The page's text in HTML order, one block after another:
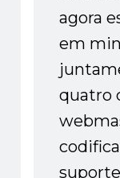
agora
em
quatro